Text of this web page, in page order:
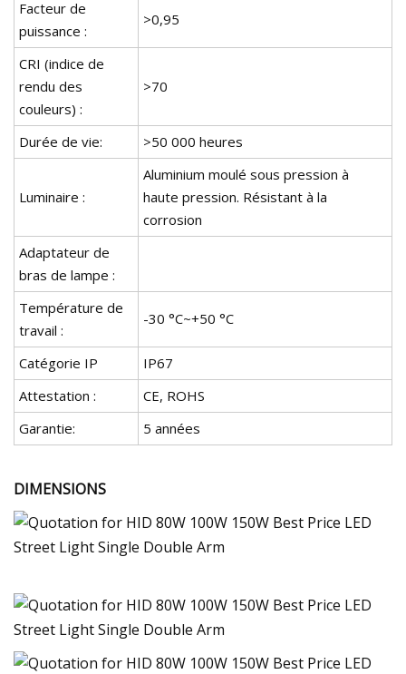
Facteur de
puissance :
>0,95
CRI (indice de
rendu des
couleurs) :
>70
Durée de vie: >50 000 heures
Luminaire :
Aluminium moulé sous pression à
haute pression. Résistant à la
corrosion
Adaptateur de
bras de lampe :
Température de
travail :
-30 °C~+50 °C
Catégorie IP
IP67
Attestation :
CE, ROHS
Garantie:
5 années
DIMENSIONS